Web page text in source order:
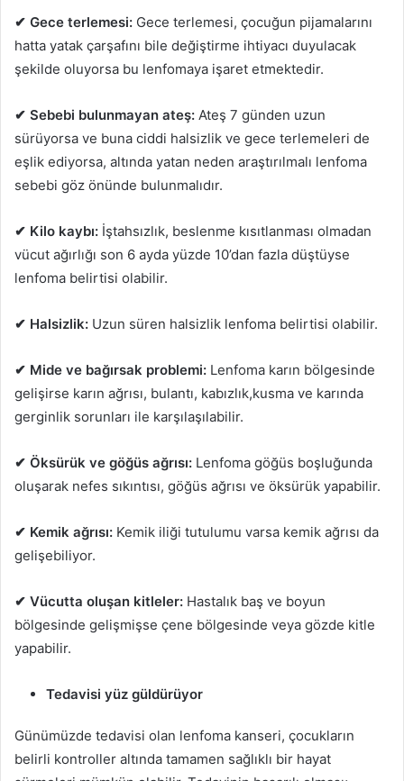
✔ Gece terlemesi: Gece terlemesi, çocuğun pijamalarını
hatta yatak çarşafını bile değiştirme ihtiyacı duyulacak
şekilde oluyorsa bu lenfomaya işaret etmektedir.
✔ Sebebi bulunmayan ateş: Ateş 7 günden uzun
sürüyorsa ve buna ciddi halsizlik ve gece terlemeleri de
eşlik ediyorsa, altında yatan neden araştırılmalı lenfoma
sebebi göz önünde bulunmalıdır.
✔ Kilo kaybı: İştahsızlık, beslenme kısıtlanması olmadan
vücut ağırlığı son 6 ayda yüzde 10’dan fazla düştüyse
lenfoma belirtisi olabilir.
✔ Halsizlik: Uzun süren halsizlik lenfoma belirtisi olabilir.
✔ Mide ve bağırsak problemi: Lenfoma karın bölgesinde
gelişirse karın ağrısı, bulantı, kabızlık,kusma ve karında
gerginlik sorunları ile karşılaşılabilir.
✔ Öksürük ve göğüs ağrısı: Lenfoma göğüs boşluğunda
oluşarak nefes sıkıntısı, göğüs ağrısı ve öksürük yapabilir.
✔ Kemik ağrısı: Kemik iliği tutulumu varsa kemik ağrısı da
gelişebiliyor.
✔ Vücutta oluşan kitleler: Hastalık baş ve boyun
bölgesinde gelişmişse çene bölgesinde veya gözde kitle
yapabilir.
Tedavisi yüz güldürüyor
Günümüzde tedavisi olan lenfoma kanseri, çocukların
belirli kontroller altında tamamen sağlıklı bir hayat